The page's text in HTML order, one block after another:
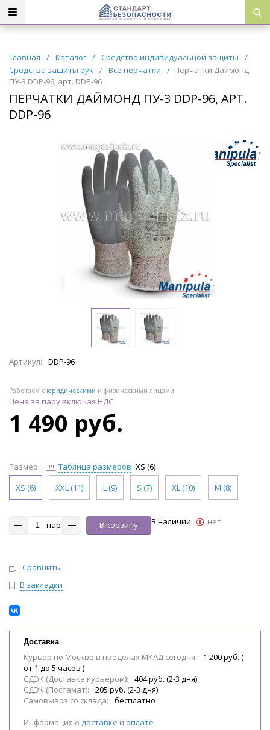
Главная / Каталог / Средства индивидуальной защиты
/
Средства защиты рук
/ Все перчатки / Перчатки Даймонд
ПУ-3 DDP-96, арт. DDP-96
ПЕРЧАТКИ ДАЙМОНД ПУ-3 DDP-96, АРТ.
DDP-96
Артикул: DDP-96
Работаем с юридическими и физическими лицами
Цена за пару включая НДС
1 490 руб.
Размер: Таблица размеров XS (6)
XS (6)
XXL (11) L (9) S (7) XL (10) M (8)
пар В корзину В наличии нет
Сравнить
В закладки
Доставка
Курьер по Москве в пределах МКАД сегодня:
1 200 руб. (
от 1 до 5 часов )
СДЭК (Доставка курьером):
404 руб. (2-3 дня)
СДЭК (Постамат):
205 руб. (2-3 дня)
Самовывоз со склада:
бесплатно
Информация о доставке и оплате